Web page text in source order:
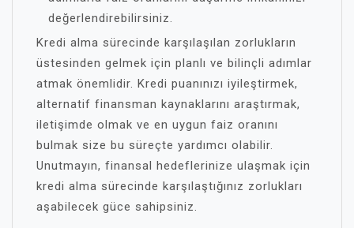
değerlendirebilirsiniz.
Kredi alma sürecinde karşılaşılan zorlukların
üstesinden gelmek için planlı ve bilinçli adımlar
atmak önemlidir. Kredi puanınızı iyileştirmek,
alternatif finansman kaynaklarını araştırmak,
iletişimde olmak ve en uygun faiz oranını
bulmak size bu süreçte yardımcı olabilir.
Unutmayın, finansal hedeflerinize ulaşmak için
kredi alma sürecinde karşılaştığınız zorlukları
aşabilecek güce sahipsiniz.